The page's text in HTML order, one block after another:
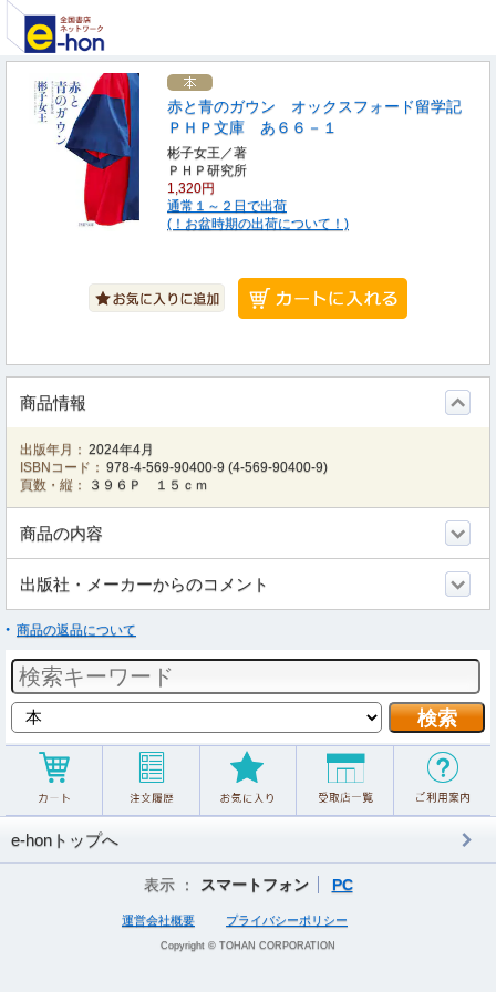
赤と青のガウン オックスフォード留学記
ＰＨＰ文庫 あ６６－１
彬子女王／著
ＰＨＰ研究所
1,320円
通常１～２日で出荷
(！お盆時期の出荷について！)
商品情報
出版年月： 2024年4月
ISBNコード： 978-4-569-90400-9 (4-569-90400-9)
頁数・縦：
３９６Ｐ １５ｃｍ
商品の内容
出版社・メーカーからのコメント
商品の返品について
e-honトップへ
表示 ： スマートフォン PC
運営会社概要 プライバシーポリシー
Copyright © TOHAN CORPORATION